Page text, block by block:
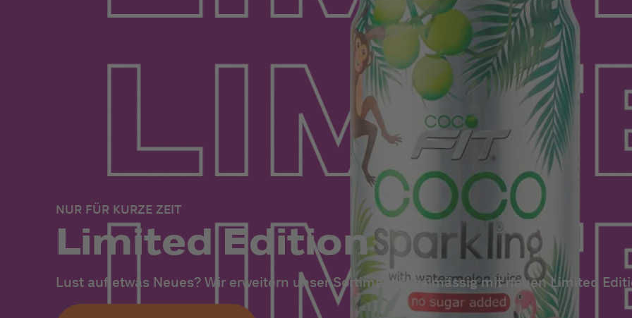
NUR FÜR KURZE ZEIT
Limited Edition
Lust auf etwas Neues? Wir erweitern unser Sortiment regelmässig mit neuen Limited